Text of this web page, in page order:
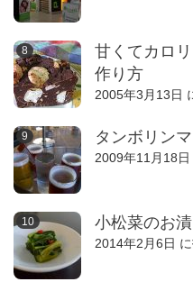
甘くてカロ
作り方
2005年3月13日
タンボリン
2009年11月18日
小松菜のお
2014年2月6日